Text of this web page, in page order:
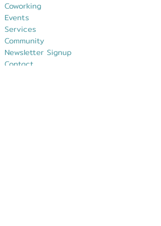
Coworking
Events
Services
Community
Newsletter Signup
Contact